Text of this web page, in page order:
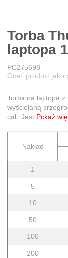
Torba
laptopa
PC275698
Oceń produkt jako
Torba na laptopa z
wyściełaną
cali. Jest Pokaż
Nakład
1
5
10
50
100
200